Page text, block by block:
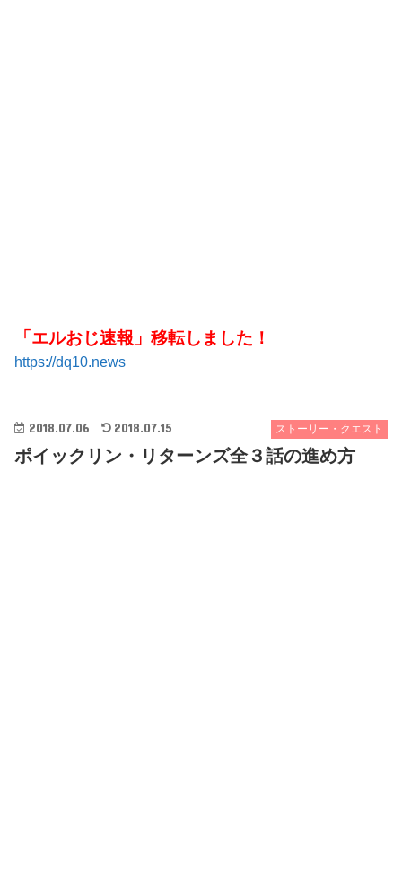
「エルおじ速報」移転しました！
https://dq10.news
ストーリー・クエスト
2018.07.06 2018.07.15
ポイックリン・リターンズ全３話の進め方